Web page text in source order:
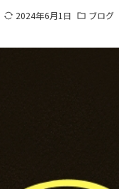
2024年6月1日 ブログ